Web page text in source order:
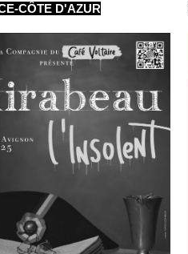
CÔTE D'AZUR